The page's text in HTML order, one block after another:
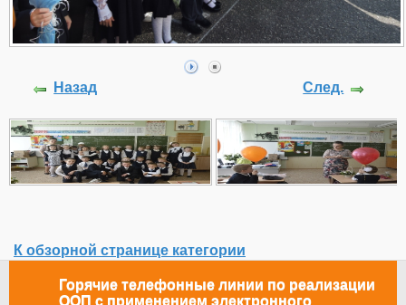
Назад След.
К обзорной странице категории
Горячие телефонные линии по реализации
ООП с применением электронного